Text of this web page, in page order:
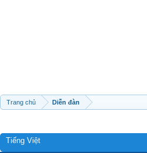
Trang chủ Diễn đàn
Tiếng Việt